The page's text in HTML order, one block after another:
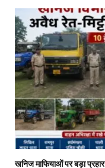
खनिज माफियाओं पर बड़ा